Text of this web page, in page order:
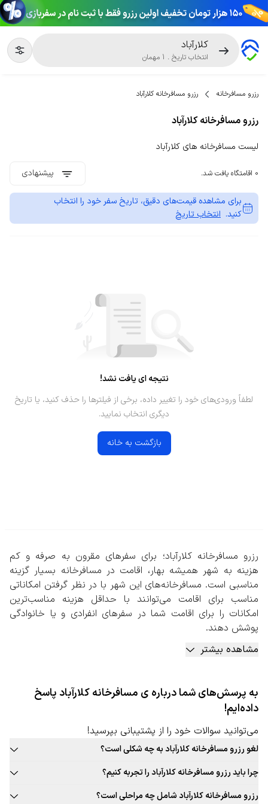
کلارآباد
انتخاب تاریخ .
1 مهمان
رزرو مسافرخانه رزرو مسافرخانه کلارآباد
رزرو مسافرخانه کلارآباد
لیست مسافرخانه های کلارآباد
0 اقامتگاه یافت شد. پیشنهادی
برای مشاهده قیمت‌های دقیق، تاریخ سفر خود را انتخاب
کنید. انتخاب تاریخ
نتیجه ای یافت نشد!
لطفاً ورودی‌های خود را تغییر داده، برخی از فیلترها را حذف کنید، یا تاریخ
دیگری انتخاب نمایید.
بازگشت به خانه
رزرو مسافرخانه کلارآباد؛ برای سفرهای مقرون به صرفه و کم
هزینه به شهر همیشه بهار، اقامت در مسافرخانه بسیار گزینه
مناسبی است. مسافرخانه‌های این شهر با در نظر گرفتن امکاناتی
مناسب برای اقامت می‌توانند با حداقل هزینه مناسب‌ترین
امکانات را برای اقامت شما در سفرهای انفرادی و یا خانوادگی
پوشش دهند.
به طور کلی رزرو مسافرخانه کلارآباد، گزینه‌ای مناسب برای رزرو
اقامتگاه‌ است. اقامتی که هزینه کمتری برای شما به همراه دارد،
نظر داشته‌باشید که مسافرخانه‌ها دارای سرویس بهداشتی
اختصاصی به ازای هر اتاق هستند. این موارد را باید حتما در زمان
رزرو مسافرخانه مورد نظر، بررسی کنید.
رزرو مسافرخانه کلارآباد به صورت آنلاین
با توجه به اهمیت اقامت در مسافرخانه‌ها برای سفرهای گروهی،
پیشنهاد می‌کنیم برای رزرو مسافرخانه در این شهر حتما به
صفحه اختصاصی آن در سایت رزرواسیون سفربازی مراجعه کنید.
تعداد نفرات و تاریخ ورود و خروج، وارد صفحه مسافرخانه‌های
مشاهده بیشتر
به پرسش‌های شما درباره ی مسافرخانه کلارآباد پاسخ
داده‌ایم!
می‌توانید سوالات خود را از پشتیبانی بپرسید!
لغو رزرو مسافرخانه کلارآباد به چه شکلی است؟
قوانین لغو رزرو مسافرخانه این شهر به صورت ثابت برای تمامی مسافرخانه
قابل ارائه نیست. حتما در زمان رزرو مسافرخانه مورد نظر خود به قوانین
لغو توجه کنید.
چرا باید رزرو مسافرخانه کلارآباد را تجربه کنیم؟
بافت سنتی و جذاب این شهر، غذاهای محلی و بومی جذاب، فرهنگ غنی،
رزرو مسافرخانه کلارآباد شامل چه مراحلی است؟